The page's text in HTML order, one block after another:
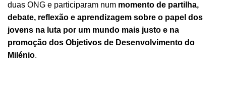
duas ONG e participaram num momento de partilha,
debate, reflexão e aprendizagem sobre o papel dos
jovens na luta por um mundo mais justo e na
promoção dos Objetivos de Desenvolvimento do
Milénio.